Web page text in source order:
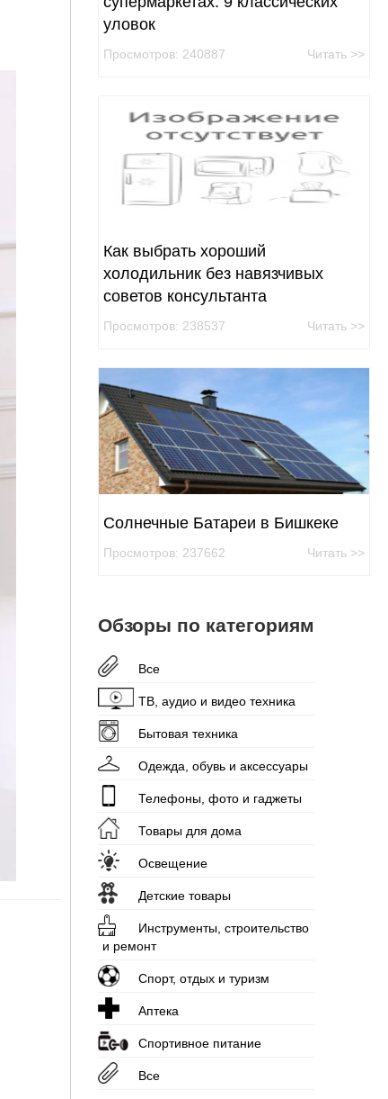
уловок
Просмотров: 240887 Читать >>
Как выбрать хороший
холодильник без навязчивых
советов консультанта
Просмотров: 238537 Читать >>
Солнечные Батареи в Бишкеке
Просмотров: 237662 Читать >>
Обзоры по категориям
Все
ТВ, аудио и видео техника
Бытовая техника
Одежда, обувь и аксессуары
Телефоны, фото и гаджеты
Товары для дома
Освещение
Детские товары
Инструменты, строительство
и ремонт
Спорт, отдых и туризм
Аптека
Спортивное питание
Все